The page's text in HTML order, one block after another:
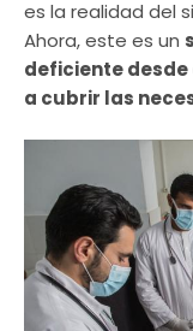
es la realidad del
Ahora, este es un
deficiente
a cubrir las